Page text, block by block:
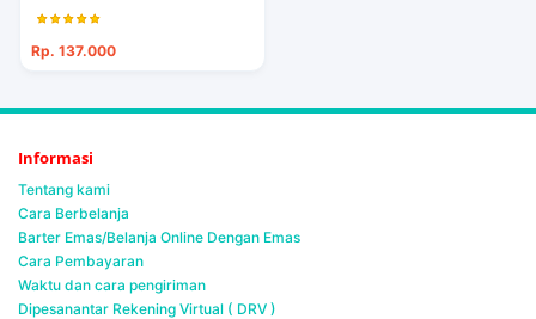
Rp. 137.000
Informasi
Tentang kami
Cara Berbelanja
Barter Emas/Belanja Online Dengan Emas
Cara Pembayaran
Waktu dan cara pengiriman
Dipesanantar Rekening Virtual ( DRV )